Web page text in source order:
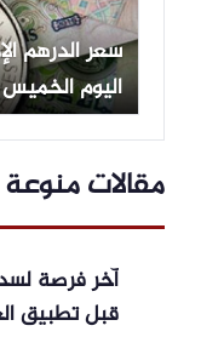
سعر الدرهم
اليوم الخميس 6 أغسطس
مقالات منوعة
قبل تطبيق